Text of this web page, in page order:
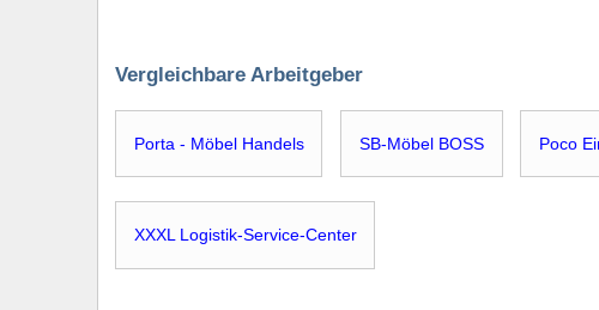
Vergleichbare Arbeitgeber
Porta - Möbel Handels SB-Möbel BOSS Poco
XXXL Logistik-Service-Center